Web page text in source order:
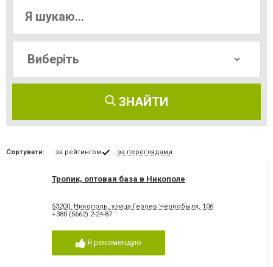
ЗНАЙТИ
Сортувати: за рейтингом за переглядами
Тропик, оптовая база в Никополе
53200, Никополь, улица Героев Чернобыля, 106
+380 (5662) 2-24-87
Я рекомендую